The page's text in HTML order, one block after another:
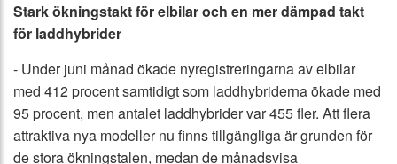
Stark ökningstakt för elbilar och en mer dämpad takt
för laddhybrider
- Under juni månad ökade nyregistreringarna av elbilar
med 412 procent samtidigt som laddhybriderna ökade med
95 procent, men antalet laddhybrider var 455 fler. Att flera
attraktiva nya modeller nu finns tillgängliga är grunden för
de stora ökningstalen, medan de månadsvisa